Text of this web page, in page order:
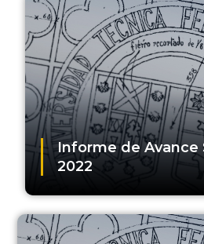
Informe de Avance
2022